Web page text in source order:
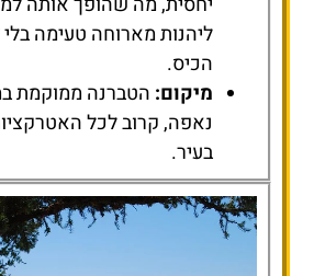
ליהנות מארוחה טעימה
הכיס.
מיקום: הטברנה ממוקמת
נאפה, קרוב לכל
בעיר.